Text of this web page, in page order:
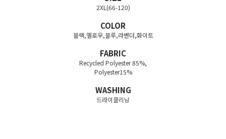
2XL(66-120)
COLOR
블랙,옐로우,블루,라벤더,화이트
FABRIC
Recycled Polyester 85%,
Polyester15%
WASHING
드라이클리닝